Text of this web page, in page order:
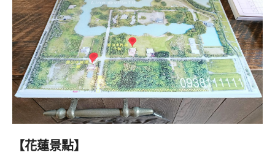
【花蓮景點】